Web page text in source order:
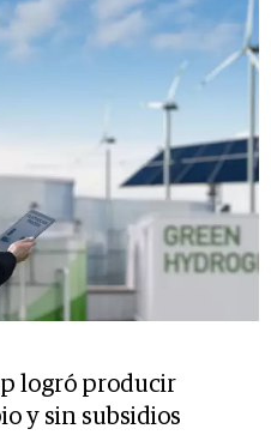
logró producir
y sin subsidios